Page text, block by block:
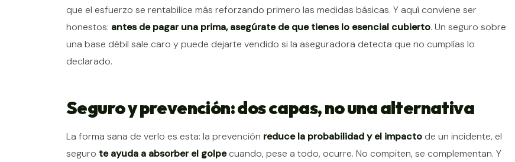
que el esfuerzo se rentabilice más reforzando primero las medidas básicas. Y aquí conviene ser
honestos: antes de pagar una prima, asegúrate de que tienes lo esencial cubierto. Un seguro sobre
una base débil sale caro y puede dejarte vendido si la aseguradora detecta que no cumplías lo
declarado.
Seguro y prevención: dos capas, no una alternativa
La forma sana de verlo es esta: la prevención reduce la probabilidad y el impacto de un incidente, el
seguro te ayuda a absorber el golpecuando, pese a todo, ocurre. No compiten, se complementan. Y